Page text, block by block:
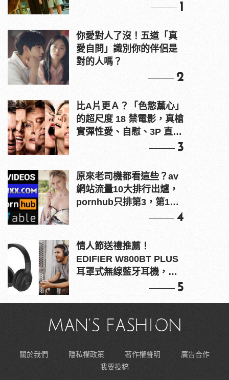
1
你愛對人了沒！五道「真
愛自問」識別你的伴侶是
對的人嗎？
2
比A片更Ａ？「色慾薰心」
的超尺度 18 禁電影，真槍
實彈性愛、自慰、3P 直接
3
原來老司機都看這些？av
網站流量10大排行出爐，
pornhub只排第3，第1名
4
情人節送禮推薦！
EDIFIER W800BT PLUS
耳罩式無線藍牙耳機，在
5
關於我們 隱私權政策 著作權聲明
廣告合作
我要投稿